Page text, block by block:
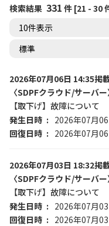
検索結果 331 件 [21 - 30
2026年07月06日 14:35掲
〈SDPFクラウド/サーバ
【取下げ】故障について
発生日時
2026年07月
回復日時
2026年07月
2026年07月03日 18:32掲
〈SDPFクラウド/サーバ
【取下げ】故障について
発生日時
2026年07月
回復日時
2026年07月